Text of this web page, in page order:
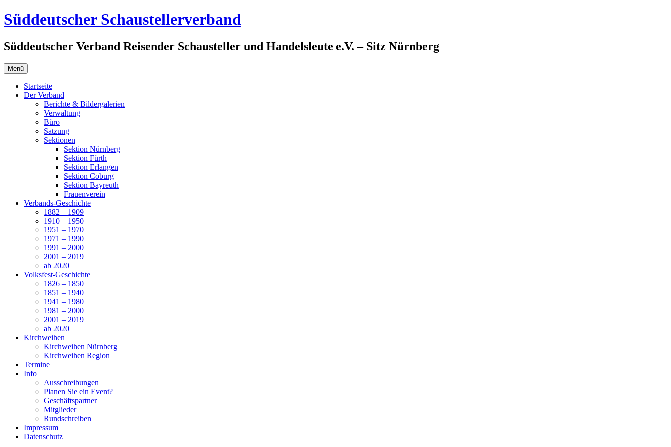
Zum
Inhalt
Süddeutscher Schaustellerverband
Süddeutscher Verband Reisender Schausteller und Handelsleute e.V. – Sitz Nürnberg
Menü
Startseite
Der Verband
Berichte & Bildergalerien
Verwaltung
Büro
Satzung
Sektionen
Sektion Nürnberg
Sektion Fürth
Sektion Erlangen
Sektion Coburg
Sektion Bayreuth
Frauenverein
Verbands-Geschichte
1882 – 1909
1910 – 1950
1951 – 1970
1971 – 1990
1991 – 2000
2001 – 2019
ab 2020
Volksfest-Geschichte
1826 – 1850
1851 – 1940
1941 – 1980
1981 – 2000
2001 – 2019
ab 2020
Kirchweihen
Kirchweihen Nürnberg
Kirchweihen Region
Termine
Info
Ausschreibungen
Planen Sie ein Event?
Geschäftspartner
Mitglieder
Rundschreiben
Impressum
Datenschutz